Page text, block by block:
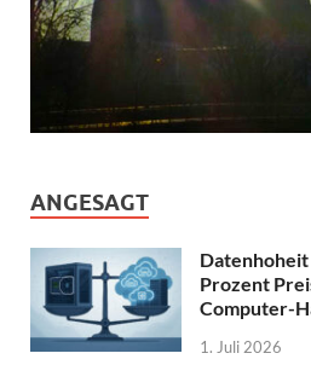
ANGESAGT
Datenhoheit
Prozent
Computer-
1. Juli 2026